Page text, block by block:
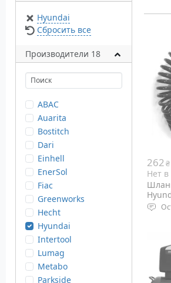
Hyundai
Сбросить все
Производители 18
ABAC
Auarita
Bostitch
Dari
Einhell
EnerSol
Fiac
Greenworks
Hecht
Hyundai
Intertool
Lumag
Metabo
Parkside
262₴
Нет
дюйм